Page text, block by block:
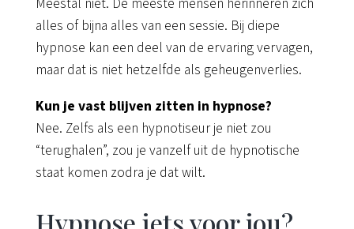
alles of bijna alles van een sessie. Bij diepe
hypnose kan een deel van de ervaring vervagen,
maar dat is niet hetzelfde als geheugenverlies.
Kun je vast blijven zitten in hypnose?
Nee. Zelfs als een hypnotiseur je niet zou
“terughalen”, zou je vanzelf uit de hypnotische
staat komen zodra je dat wilt.
Hypnose iets voor jou?